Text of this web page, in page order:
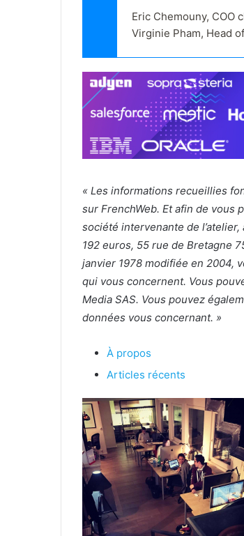
Eric Chemouny, COO
Virginie Pham, Head
« Les informations recueillies
sur FrenchWeb. Et afin de vous
société intervenante de
192 euros, 55 rue de Bretagne
janvier 1978 modifiée en 2004,
qui vous concernent. Vous
Media SAS. Vous pouvez
données vous concernant. »
À propos
Articles récents